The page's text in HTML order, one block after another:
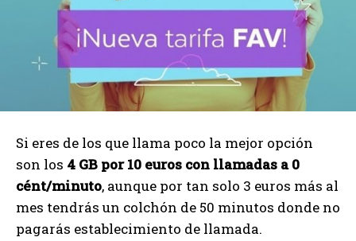
Si eres de los que llama poco la mejor opción
son los 4 GB por 10 euros con llamadas a 0
cént/minuto, aunque por tan solo 3 euros más al
mes tendrás un colchón de 50 minutos donde no
pagarás establecimiento de llamada.